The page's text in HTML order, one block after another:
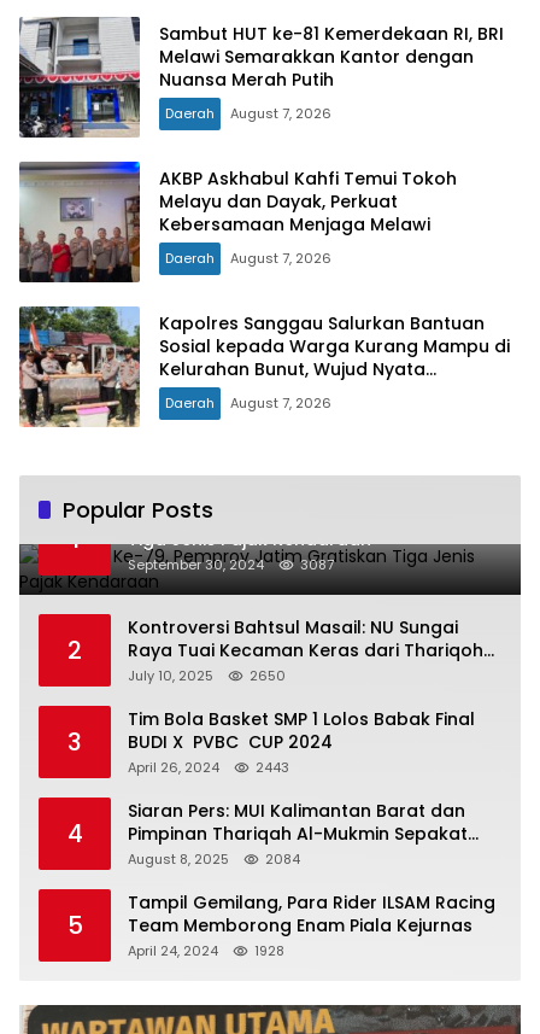
Sambut HUT ke-81 Kemerdekaan RI, BRI
Melawi Semarakkan Kantor dengan
Nuansa Merah Putih
Daerah August 7, 2026
AKBP Askhabul Kahfi Temui Tokoh
Melayu dan Dayak, Perkuat
Kebersamaan Menjaga Melawi
Daerah August 7, 2026
Kapolres Sanggau Salurkan Bantuan
Sosial kepada Warga Kurang Mampu di
Kelurahan Bunut, Wujud Nyata
Kepedulian Polri Hadir untuk Masyarakat
Daerah August 7, 2026
Popular Posts
1
Hari Jadi Ke-79, Pemprov Jatim Gratiskan
Tiga Jenis Pajak Kendaraan
September 30, 2024 3087
2
Kontroversi Bahtsul Masail: NU Sungai
Raya Tuai Kecaman Keras dari Thariqoh
Al Mu’min
July 10, 2025 2650
3
Tim Bola Basket SMP 1 Lolos Babak Final
BUDI X PVBC CUP 2024
April 26, 2024 2443
4
Siaran Pers: MUI Kalimantan Barat dan
Pimpinan Thariqah Al-Mukmin Sepakat
Jaga Umat
August 8, 2025 2084
5
Tampil Gemilang, Para Rider ILSAM Racing
Team Memborong Enam Piala Kejurnas
April 24, 2024 1928